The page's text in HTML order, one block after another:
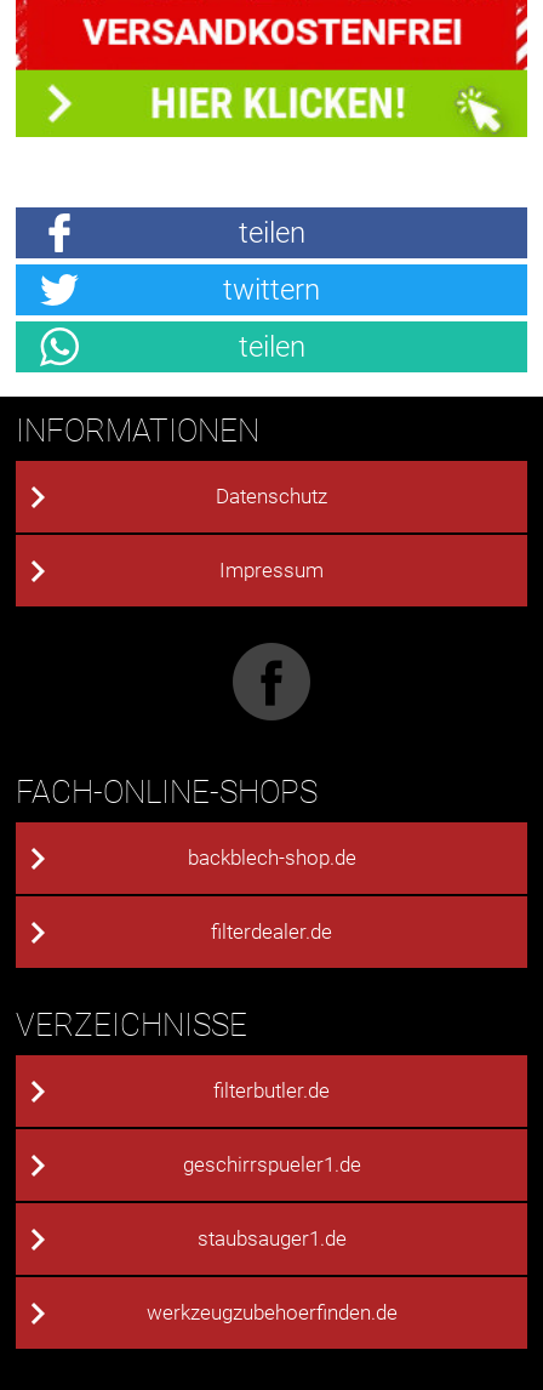
teilen
twittern
teilen
INFORMATIONEN
Datenschutz
Impressum
FACH-ONLINE-SHOPS
backblech-shop.de
filterdealer.de
VERZEICHNISSE
filterbutler.de
geschirrspueler1.de
staubsauger1.de
werkzeugzubehoerfinden.de